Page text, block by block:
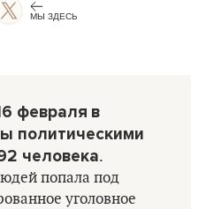
МЫ ЗДЕСЬ
февраля в
политическими
человека.
попала под
уголовное